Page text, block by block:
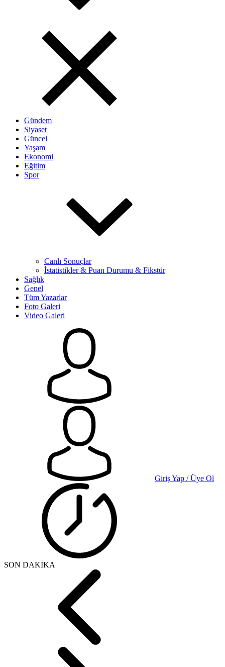
Gündem
Siyaset
Güncel
Yaşam
Ekonomi
Eğitim
Spor
Canlı Sonuçlar
İstatistikler & Puan Durumu & Fikstür
Sağlık
Genel
Tüm Yazarlar
Foto Galeri
Video Galeri
Giriş Yap / Üye Ol
SON DAKİKA